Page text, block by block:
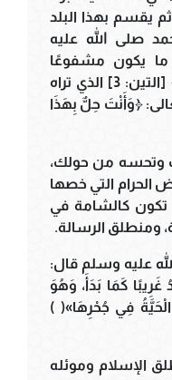
يقسم بهذا البلد
صلى الله عليه
يكون مشفوعًا
بالإشارة: ﴿وَهَذَا الْبَلَدِ الْأَمِينِ﴾ [التين: 3] الذي تراه
﴿وَأَنْتَ حِلٌّ بِهَذَا
وتحسه من حولك،
الحرام التي خصها
تكون كالشامة في
ومنطلق الرسالة.
عليه وسلم قال:
كَمَا بَدَأَ، وَهُوَ
فِي جُحْرِهَا»( )
الإسلام وموئله